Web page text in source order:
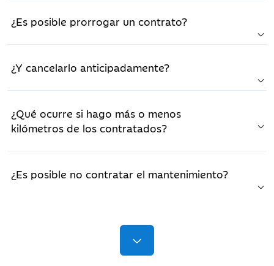
¿Es posible prorrogar un contrato?
¿Y cancelarlo anticipadamente?
¿Qué ocurre si hago más o menos
kilómetros de los contratados?
¿Es posible no contratar el mantenimiento?